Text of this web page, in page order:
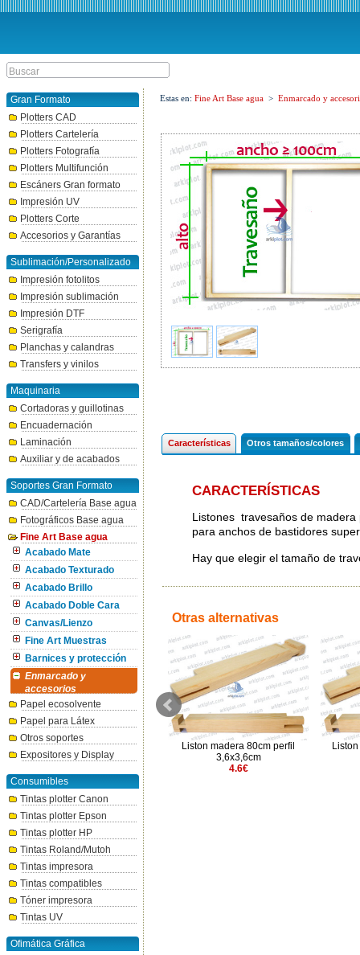
Gran Formato
Plotters CAD
Plotters Cartelería
Plotters Fotografía
Plotters Multifunción
Escáners Gran formato
Impresión UV
Plotters Corte
Accesorios y Garantías
Sublimación/Personalizado
Impresión fotolitos
Impresión sublimación
Impresión DTF
Serigrafía
Planchas y calandras
Transfers y vinilos
Maquinaria
Cortadoras y guillotinas
Encuadernación
Laminación
Auxiliar y de acabados
Soportes Gran Formato
CAD/Cartelería Base agua
Fotográficos Base agua
Fine Art Base agua
Acabado Mate
Acabado Texturado
Acabado Brillo
Acabado Doble Cara
Canvas/Lienzo
Fine Art Muestras
Barnices y protección
Enmarcado y
accesorios
Papel ecosolvente
Papel para Látex
Otros soportes
Expositores y Display
Consumibles
Tintas plotter Canon
Tintas plotter Epson
Tintas plotter HP
Tintas Roland/Mutoh
Tintas impresora
Tintas compatibles
Tóner impresora
Tintas UV
Ofimática Gráfica
Estas en: Fine Art Base agua > Enmarcado y
Características Otros tamaños/colores
CARACTERÍSTICAS
Listones travesaños de madera
para anchos de bastidores
Hay que elegir el tamaño de
Otras alternativas
Liston madera 24cm perfil
3,7x1,6cm
Liston madera 80cm perfil
3,6x3,6cm
4.6€